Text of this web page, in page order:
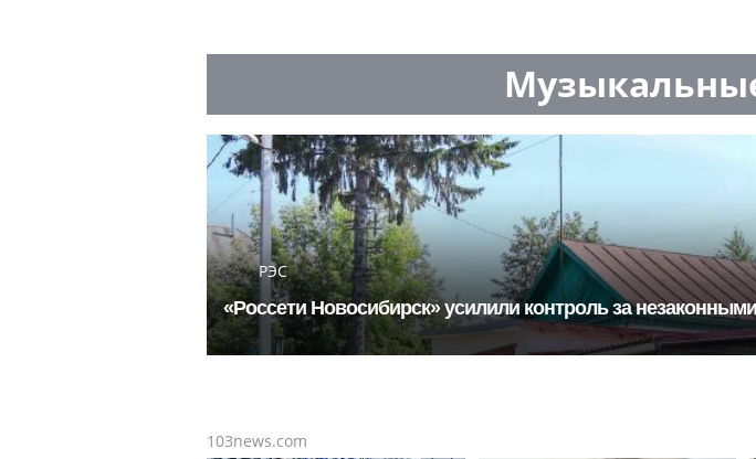
РЭС
«Россети Новосибирск» усилили контроль за
103news.com